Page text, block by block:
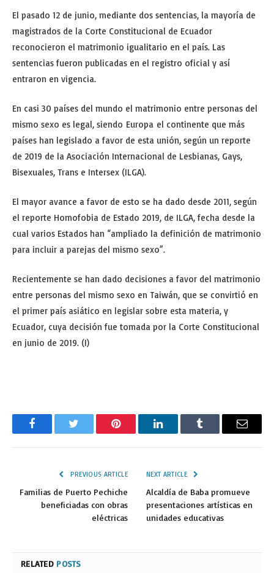
El pasado 12 de junio, mediante dos sentencias, la mayoría de
magistrados de la Corte Constitucional de Ecuador
reconocieron el matrimonio igualitario en el país. Las
sentencias fueron publicadas en el registro oficial y así
entraron en vigencia.
En casi 30 países del mundo el matrimonio entre personas del
mismo sexo es legal, siendo Europa el continente que más
países han legislado a favor de esta unión, según un reporte
de 2019 de la Asociación Internacional de Lesbianas, Gays,
Bisexuales, Trans e Intersex (ILGA).
El mayor avance a favor de esto se ha dado desde 2011, según
el reporte Homofobia de Estado 2019, de ILGA, fecha desde la
cual varios Estados han “ampliado la definición de matrimonio
para incluir a parejas del mismo sexo”.
Recientemente se han dado decisiones a favor del matrimonio
entre personas del mismo sexo en Taiwán, que se convirtió en
el primer país asiático en legislar sobre esta materia, y
Ecuador, cuya decisión fue tomada por la Corte Constitucional
en junio de 2019. (I)
FacebookTwitter Pinterest LinkedInTumblr Email
PREVIOUS ARTICLE
Familias de Puerto Pechiche
beneficiadas con obras
eléctricas
NEXT ARTICLE
Alcaldía de Baba promueve
presentaciones artísticas en
unidades educativas
RELATED POSTS